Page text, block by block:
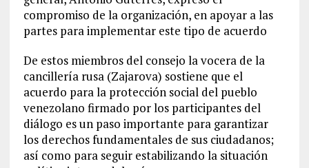
compromiso de la organización, en apoyar a las
partes para implementar este tipo de acuerdo
De estos miembros del consejo la vocera de la
cancillería rusa (Zajarova) sostiene que el
acuerdo para la protección social del pueblo
venezolano firmado por los participantes del
diálogo es un paso importante para garantizar
los derechos fundamentales de sus ciudadanos;
así como para seguir estabilizando la situación